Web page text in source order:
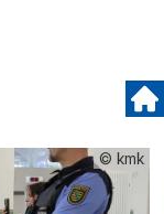
© kmk